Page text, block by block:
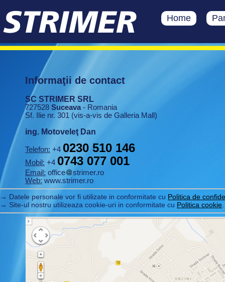
Home
Informaţii de contact
SC STRIMER SRL
727528 Suceava - Romania
Sf. Ilie nr. 301 (vis-a-vis de Galleria Mall)
ing. Motoveleţ Dan
Telefon: +4 0230 510 146
Mobil: +4 0743 077 001
Email: office
strimer.ro
Web: www.strimer.ro
→ Datele personale vor fi utilizate in conformitate cu Politica de
→ Site-ul nostru utilizeaza cookie-uri in conformitate cu Politica cookie